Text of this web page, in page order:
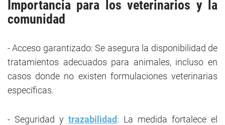
Importancia para los veterinarios y la
comunidad
- Acceso garantizado: Se asegura la disponibilidad de
tratamientos adecuados para animales, incluso en
casos donde no existen formulaciones veterinarias
específicas.
- Seguridad y trazabilidad: La medida fortalece el